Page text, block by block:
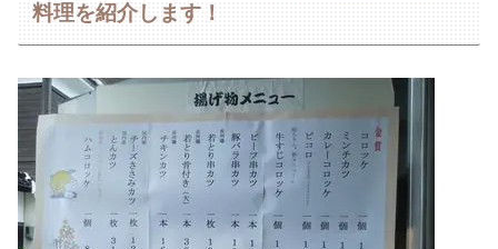
料理を紹介します！